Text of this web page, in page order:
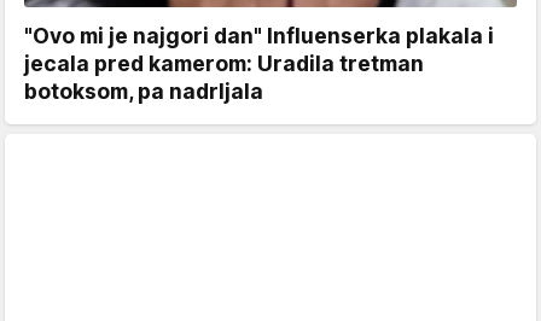
"Ovo mi je najgori dan" Influenserka plakala i
jecala pred kamerom: Uradila tretman
botoksom, pa nadrljala